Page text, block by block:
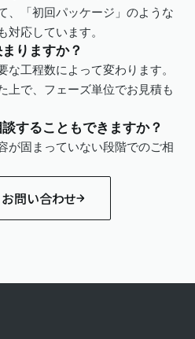
、「初回パッケージ」のような
対応しています。
りますか？
工程数によって変わります。
上で、フェーズ単位でお見積も
することもできますか？
が固まっていない段階でのご相
問い合わせ